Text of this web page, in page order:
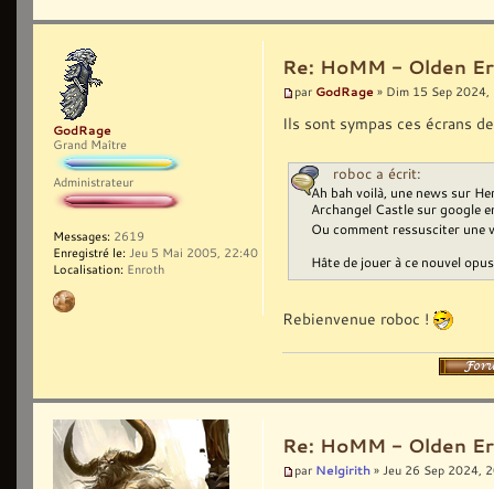
Re: HoMM - Olden
par GodRage » Dim 15 Sep
Ils sont sympas ces écrans
roboc a écrit:
Ah bah voilà, une news sur
Archangel Castle sur google
Ou comment ressusciter une
Hâte de jouer à ce nouvel
Rebienvenue roboc !
GodRage
Grand Maître
Administrateur
Messages: 2619
Enregistré le: Jeu 5 Mai 2005, 22:40
Localisation: Enroth
Re: HoMM - Olden
par Nelgirith » Jeu 26 Sep 2024,